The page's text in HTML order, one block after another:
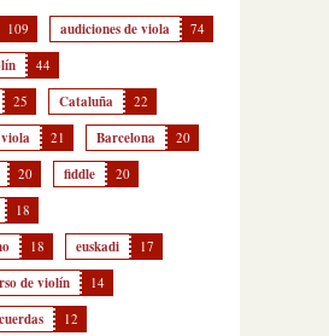
109 audiciones de viola 74
44
25 Cataluña 22
viola 21 Barcelona 20
20 fiddle 20
18
18 euskadi 17
de violín 14
cuerdas 12